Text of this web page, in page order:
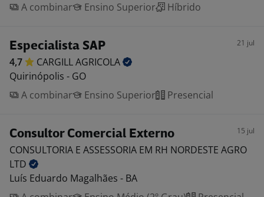
A combinar
Ensino Superior Híbrido
Especialista SAP 21 jul
4,7 CARGILLAGRICOLA
Quirinópolis - GO
A combinar
Ensino Superior Presencial
Consultor Comercial Externo 15 jul
CONSULTORIA E ASSESSORIA EM RH NORDESTE AGRO
LTD
Luís Eduardo Magalhães - BA